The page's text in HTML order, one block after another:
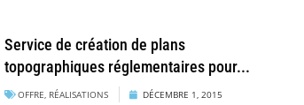
Service de création de plans
topographiques réglementaires pour...
OFFRE, RÉALISATIONS DÉCEMBRE 1, 2015